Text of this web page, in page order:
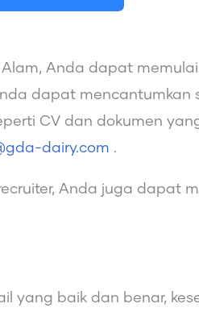
Anda dapat
dapat mencantumkan
CV dan dokumen
dairy.com .
Anda juga dapat
yang baik dan benar,